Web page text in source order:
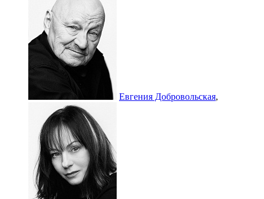
Евгения Добровольская,